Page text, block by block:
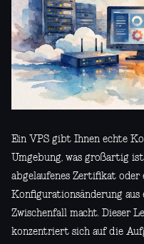
Ein VPS gibt Ihnen echte
Umgebung, was großartig
abgelaufenes Zertifikat oder
Konfigurationsänderung
Zwischenfall macht. Dieser
konzentriert sich auf die